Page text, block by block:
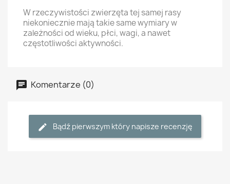
W rzeczywistości zwierzęta tej samej rasy
niekoniecznie mają takie same wymiary w
zależności od wieku, płci, wagi, a nawet
częstotliwości aktywności.
Komentarze (0)
Bądź pierwszym który napisze recenzję